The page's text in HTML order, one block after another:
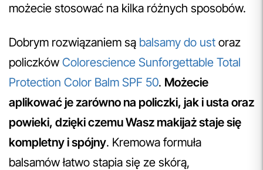
możecie stosować na kilka różnych sposobów.
Dobrym rozwiązaniem są balsamy do ust oraz
policzków Colorescience Sunforgettable Total
Protection Color Balm SPF 50. Możecie
aplikować je zarówno na policzki, jak i usta oraz
powieki, dzięki czemu Wasz makijaż staje się
kompletny i spójny. Kremowa formuła
balsamów łatwo stapia się ze skórą,